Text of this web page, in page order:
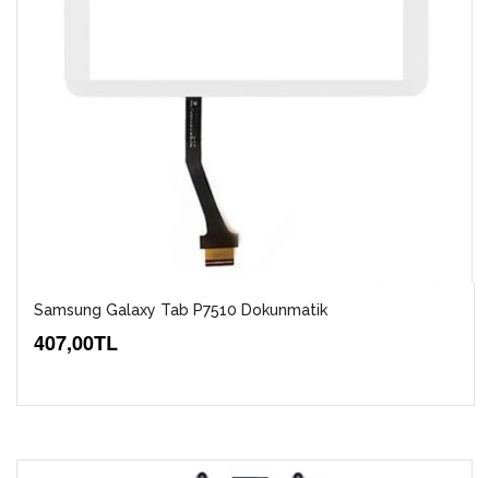
Samsung Galaxy Tab P7510 Dokunmatik
407,00TL